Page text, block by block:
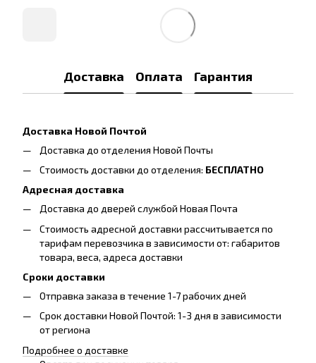
Доставка Оплата Гарантия
Доставка Новой Почтой
Доставка до отделения Новой Почты
Стоимость доставки до отделения: БЕСПЛАТНО
Адресная доставка
Доставка до дверей службой Новая Почта
Стоимость адресной доставки рассчитывается по
тарифам перевозчика в зависимости от: габаритов
товара, весa, адреса доставки
Сроки доставки
Отправка заказа в течение 1-7 рабочих дней
Срок доставки Новой Почтой: 1-3 дня в зависимости
от региона
Подробнее о доставке